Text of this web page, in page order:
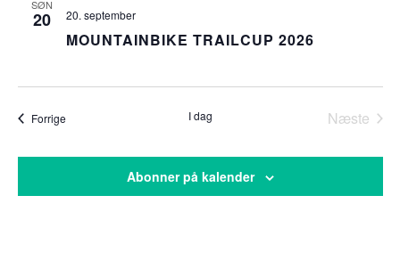
SØN
20
MOUNTAINBIKE TRAILCUP 2026
20. september
ForrigeBegivenheder I dag Næste
Abonner på kalender